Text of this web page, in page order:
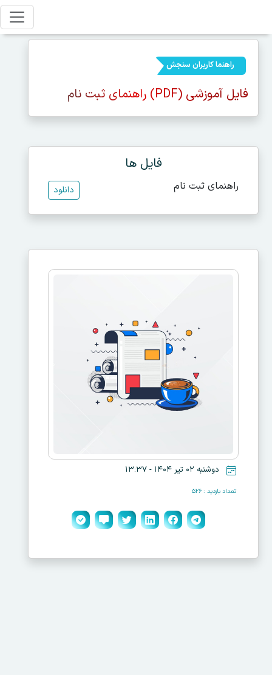
راهنما کاربران سنجش
فایل آموزشی (PDF) راهنمای ثبت نام
فایل ها
راهنمای ثبت نام دانلود
دوشنبه ۰۲ تیر ۱۴۰۴ - ۱۳:۳۷
تعداد بازدید : ۵۲۶